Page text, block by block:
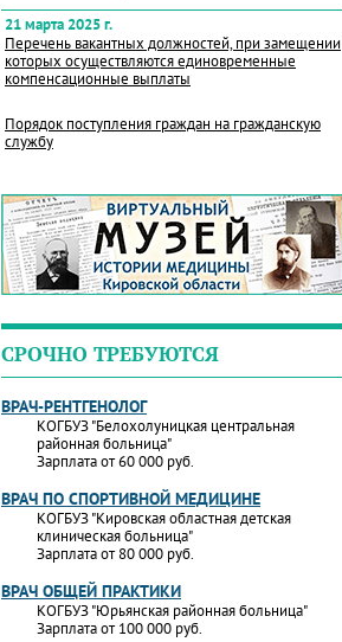
21 марта 2025 г.
Перечень вакантных должностей, при замещении
которых осуществляются единовременные
компенсационные выплаты
Порядок поступления граждан на гражданскую
службу
СРОЧНО ТРЕБУЮТСЯ
ВРАЧ-РЕНТГЕНОЛОГ
КОГБУЗ "Белохолуницкая центральная
районная больница"
Зарплата от 60 000 руб.
ВРАЧ ПО СПОРТИВНОЙ МЕДИЦИНЕ
КОГБУЗ "Кировская областная детская
клиническая больница"
Зарплата от 80 000 руб.
ВРАЧ ОБЩЕЙ ПРАКТИКИ
КОГБУЗ "Юрьянская районная больница"
Зарплата от 100 000 руб.